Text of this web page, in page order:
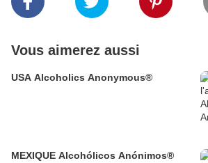
Vous aimerez aussi
USA Alcoholics Anonymous®
MEXIQUE Alcohólicos Anónimos®